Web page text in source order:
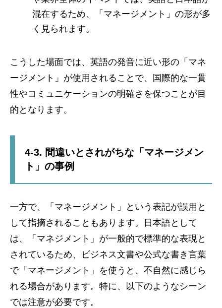
混在するため、「マネージメント」の形が多
く見られます。
こうした場面では、英語の発音に近い形の「マネ
ージメント」が使用されることで、国際的な一貫
性やコミュニケーションの明確さを保つことが目
的となります。
4-3. 間違いとされがちな「マネージメン
ト」の事例
一方で、「マネージメント」という表記が誤用と
して指摘されることもあります。日本語として
は、「マネジメント」が一般的で標準的な表現と
されているため、ビジネス文書や公式な書き言葉
で「マネージメント」を使うと、不自然に感じら
れる場合があります。特に、以下のようなシーン
では注意が必要です。